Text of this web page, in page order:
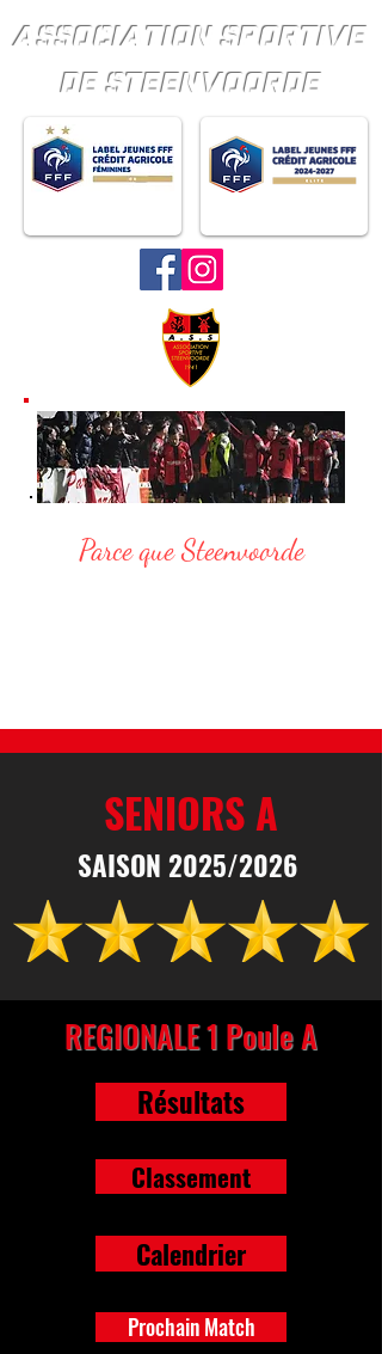
ASSOCIATION SPORTIVE
DE STEENVOORDE
Parce que Steenvoorde
SENIORS A
SAISON 2025/2026
REGIONALE 1 Poule A
Résultats
Classement
Calendrier
Prochain Match